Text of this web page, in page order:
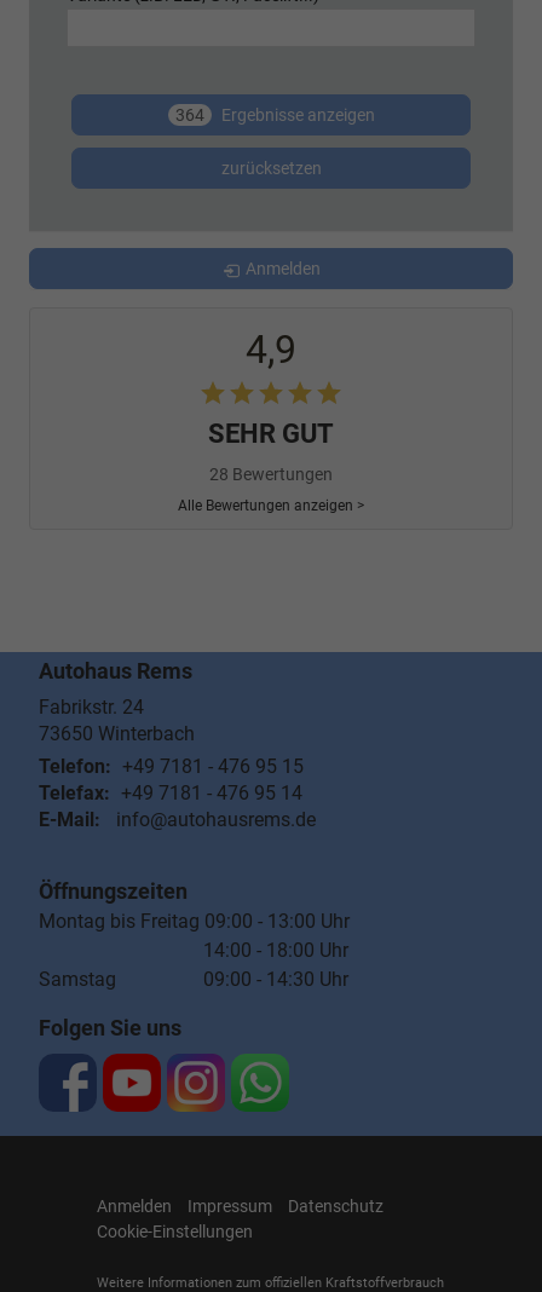
364 Ergebnisse anzeigen
zurücksetzen
Anmelden
4,9
SEHR GUT
28 Bewertungen
Alle Bewertungen anzeigen >
Autohaus Rems
Fabrikstr. 24
73650 Winterbach
Telefon: +49 7181 - 476 95 15
Telefax: +49 7181 - 476 95 14
E-Mail:
info@autohausrems.de
Öffnungszeiten
Montag bis Freitag 09:00 - 13:00 Uhr
14:00 - 18:00 Uhr
Samstag 09:00 - 14:30 Uhr
Folgen Sie uns
Anmelden Impressum
Datenschutz
Cookie-Einstellungen
Weitere Informationen zum offiziellen Kraftstoffverbrauch